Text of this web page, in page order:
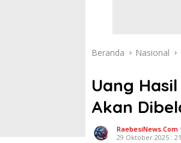
Beranda Nasional
Uang
Akan
RaebesiNews.Com
29 Oktober 2025 :